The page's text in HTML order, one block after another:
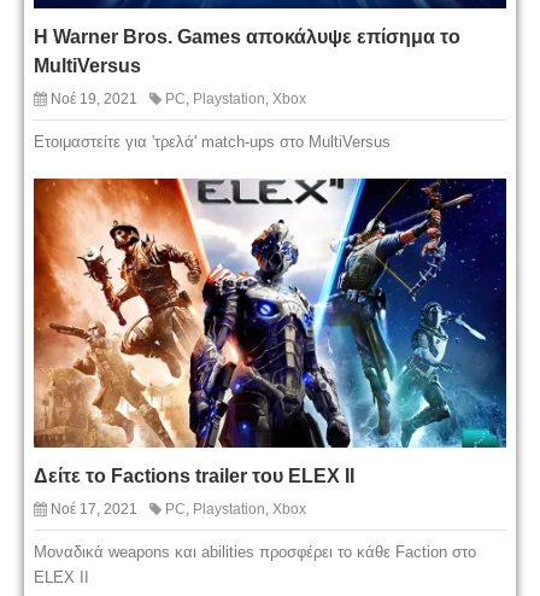
Η Warner Bros. Games αποκάλυψε επίσημα το
MultiVersus
Νοέ 19, 2021 PC, Playstation, Xbox
Ετοιμαστείτε για 'τρελά' match-ups στο MultiVersus
Δείτε το Factions trailer του ELEX II
Νοέ 17, 2021 PC, Playstation, Xbox
Μοναδικά weapons και abilities προσφέρει το κάθε Faction στο
ELEX II